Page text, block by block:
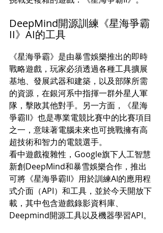
DeepMind開源訓練《星海爭霸
II》AI的工具
《星海爭霸》是由暴雪娛樂推出的即時
戰略遊戲，玩家必須透過各種工具擴展
基地、發展武器和建築，以及部隊所需
的資源，在銀河系中指揮一群外星人軍
隊，擊敗其他對手。另一方面，《星海
爭霸II》也是專業電競比賽中的比賽項目
之一，意味著電腦未來也可挑戰擁有高
超技術和智力的電競選手。
看中遊戲複雜性，Google旗下人工智慧
新創DeepMind和暴雪娛樂合作，推出
可將《星海爭霸II》用於訓練AI的應用程
式介面（API）和工具，並於今天開放下
載，其中包含遊戲錄影資料庫、
Deepmind開源工具以及機器學習API。